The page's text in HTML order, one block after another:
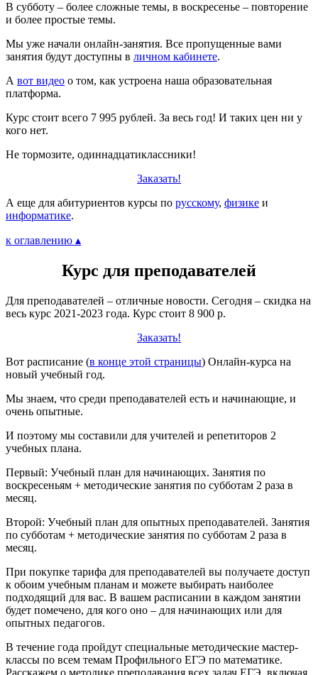
В субботу – более сложные темы, в воскресенье – повторение
и более простые темы.
Мы уже начали онлайн-занятия. Все пропущенные вами
занятия будут доступны в личном кабинете.
А вот видео о том, как устроена наша образовательная
платформа.
Курс стоит всего 7 995 рублей. За весь год! И таких цен ни у
кого нет.
Не тормозите, одиннадцатиклассники!
Заказать!
А еще для абитуриентов курсы по русскому, физике и
информатике.
к оглавлению ▴
Курс для преподавателей
Для преподавателей – отличные новости. Сегодня – скидка на
весь курс 2021-2023 года. Курс стоит 8 900 р.
Заказать!
Вот расписание (в конце этой страницы) Онлайн-курса на
новый учебный год.
Мы знаем, что среди преподавателей есть и начинающие, и
очень опытные.
И поэтому мы составили для учителей и репетиторов 2
учебных плана.
Первый: Учебный план для начинающих. Занятия по
воскресеньям + методические занятия по субботам 2 раза в
месяц.
Второй: Учебный план для опытных преподавателей. Занятия
по субботам + методические занятия по субботам 2 раза в
месяц.
При покупке тарифа для преподавателей вы получаете доступ
к обоим учебным планам и можете выбирать наиболее
подходящий для вас. В вашем расписании в каждом занятии
будет помечено, для кого оно – для начинающих или для
опытных педагогов.
В течение года пройдут специальные методические мастер-
классы по всем темам Профильного ЕГЭ по математике.
Расскажем о методике преподавания всех задач ЕГЭ, включая